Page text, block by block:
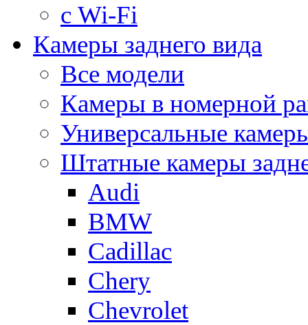
с Wi-Fi
Камеры заднего вида
Все модели
Камеры в номерной
Универсальные
Штатные камеры
Audi
BMW
Cadillac
Chery
Chevrolet